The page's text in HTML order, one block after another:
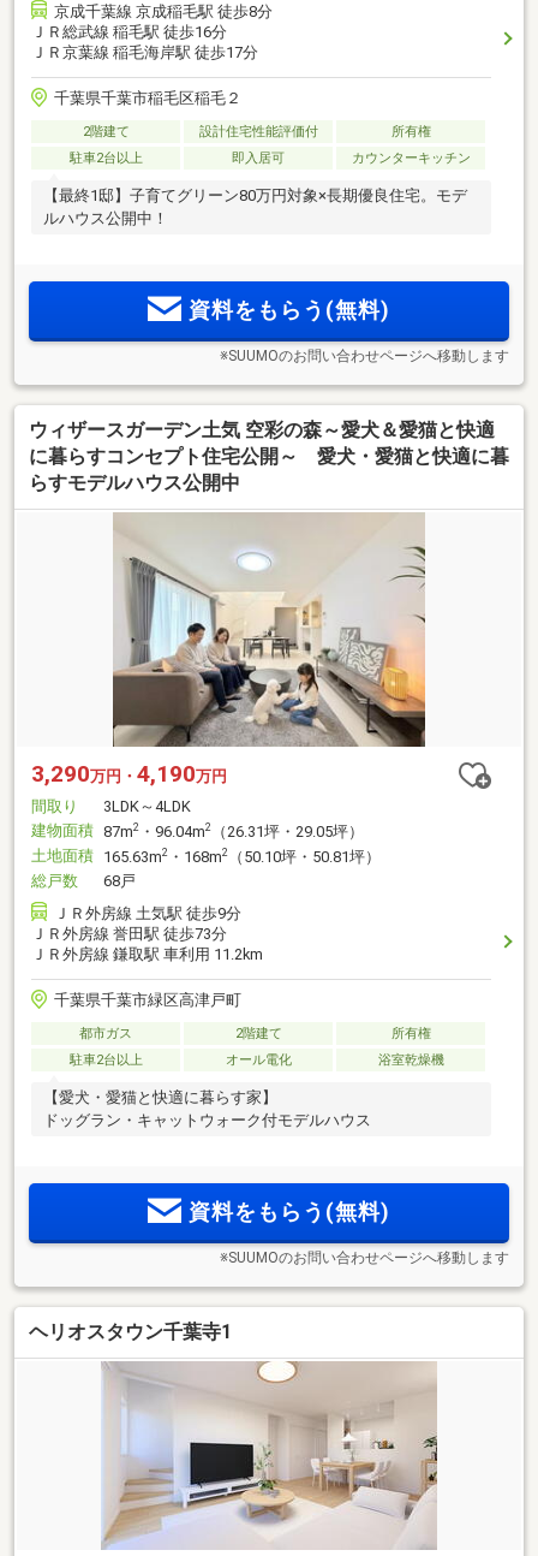
京成千葉線 京成稲毛駅 徒歩8分
ＪＲ総武線 稲毛駅 徒歩16分
ＪＲ京葉線 稲毛海岸駅 徒歩17分
千葉県千葉市稲毛区稲毛２
2階建て 設計住宅性能評価付
所有権
駐車2台以上
即入居可 カウンターキッチン
【最終1邸】子育てグリーン80万円対象×長期優良住宅。モデ
ルハウス公開中！
資料をもらう(無料)
※SUUMOのお問い合わせページへ移動します
ウィザースガーデン土気 空彩の森～愛犬＆愛猫と快適
に暮らすコンセプト住宅公開～ 愛犬・愛猫と快適に暮
らすモデルハウス公開中
3,290万円・ 4,190万円
間取り
3LDK～4LDK
建物面積 87m2 ・96.04m2
（26.31坪・29.05坪）
土地面積 165.63m2 ・168m2
（50.10坪・50.81坪）
総戸数
68戸
ＪＲ外房線 土気駅 徒歩9分
ＪＲ外房線 誉田駅 徒歩73分
ＪＲ外房線 鎌取駅 車利用 11.2km
千葉県千葉市緑区高津戸町
都市ガス 2階建て
所有権
駐車2台以上
オール電化 浴室乾燥機
【愛犬・愛猫と快適に暮らす家】
ドッグラン・キャットウォーク付モデルハウス
資料をもらう(無料)
※SUUMOのお問い合わせページへ移動します
ヘリオスタウン千葉寺1